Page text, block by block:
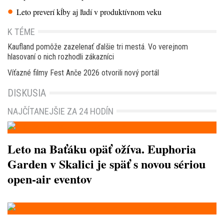
Leto preverí kĺby aj ľudí v produktívnom veku
K TÉME
Kaufland pomôže zazelenať ďalšie tri mestá. Vo verejnom
hlasovaní o nich rozhodli zákazníci
Víťazné filmy Fest Anče 2026 otvorili nový portál
DISKUSIA
NAJČÍTANEJŠIE ZA 24 HODÍN
Leto na Baťáku opäť ožíva. Euphoria
Garden v Skalici je späť s novou sériou
open-air eventov